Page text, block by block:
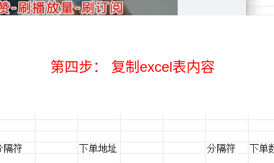
第四步： 复制excel表内容